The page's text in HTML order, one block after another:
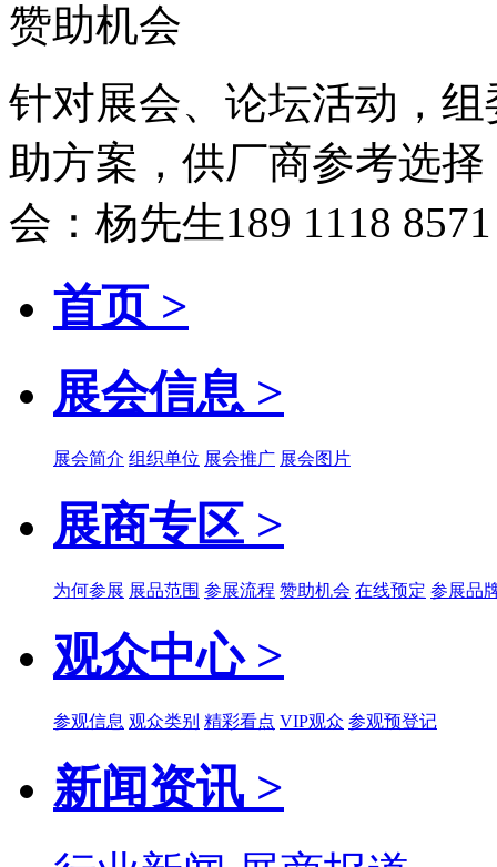
赞助机会
针对展会、论坛活动，
助方案，供厂商参考选
会：杨先生189 1118 8571
首页 >
展会信息 >
展会简介 组织单位 展会推广 展会图片
展商专区 >
为何参展 展品范围 参展流程 赞助机会 在线预定 参展品
观众中心 >
参观信息 观众类别 精彩看点 VIP观众 参观预登记
新闻资讯 >